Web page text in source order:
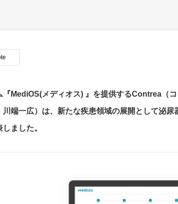
『MediOS(メディオス) 』を提供するContrea（
川端一広）は、新たな疾患領域の展開として泌尿
ました。